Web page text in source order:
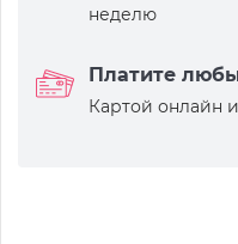
неделю
Платите
Картой онлайн